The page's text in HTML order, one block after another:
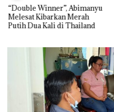
“Double Winner”, Abimanyu
Melesat Kibarkan Merah
Putih Dua Kali di Thailand